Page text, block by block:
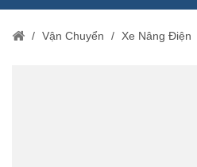
/ Vận Chuyển / Xe Nâng Điện